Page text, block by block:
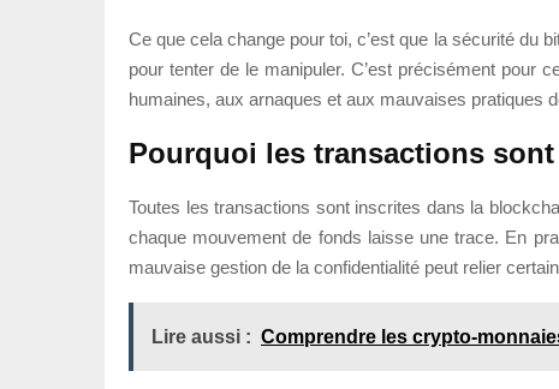
Ce que cela change pour toi, c’est que la sécurité du
pour tenter de le manipuler. C’est précisément
humaines, aux arnaques et aux mauvaises pratiques
Pourquoi les transactions
Toutes les transactions sont inscrites dans la
chaque mouvement de fonds laisse une trace. En
mauvaise gestion de la confidentialité peut relier
Lire aussi : Comprendre les crypto-